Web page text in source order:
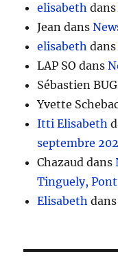
elisabeth
Jean dans
elisabeth
LAP SO dans
Sébastien
Yvette
Itti Elisabeth
septembre
Chazaud dans
Tinguely,
Elisabeth